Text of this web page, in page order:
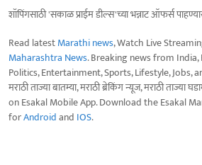
शॉपिंगसाठी 'सकाळ प्राईम डील्स'च्या भन्नाट ऑफर्स
Read latestMarathi news, Watch Live
Maharashtra News. Breaking news from
Politics, Entertainment, Sports, Lifestyle, Jobs,
मराठी ताज्या बातम्या, मराठी ब्रेकिंग न्यूज, मराठी ताज्या
on Esakal Mobile App. Download the Esakal
forAndroidand IOS.